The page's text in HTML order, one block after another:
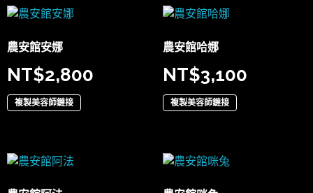
農安館安娜
NT$2,800
複製美容師鏈接
農安館哈娜
NT$3,100
複製美容師鏈接